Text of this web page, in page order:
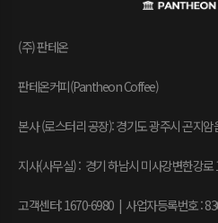
(주) 판테온
판테온커피(Pantheon Coffee)
본사 (로스터리 공장): 경기도 광주시 곤지
지사(사무실) : 경기 하남시 미사강변한강
고객센터: 1670-6980 | 사업자등록번호 :